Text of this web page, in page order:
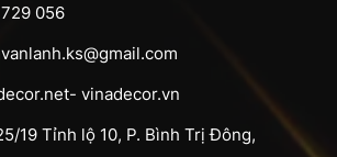
056
vinadecor.vn
19 Tỉnh lộ 10, P. Bình Trị Đông,